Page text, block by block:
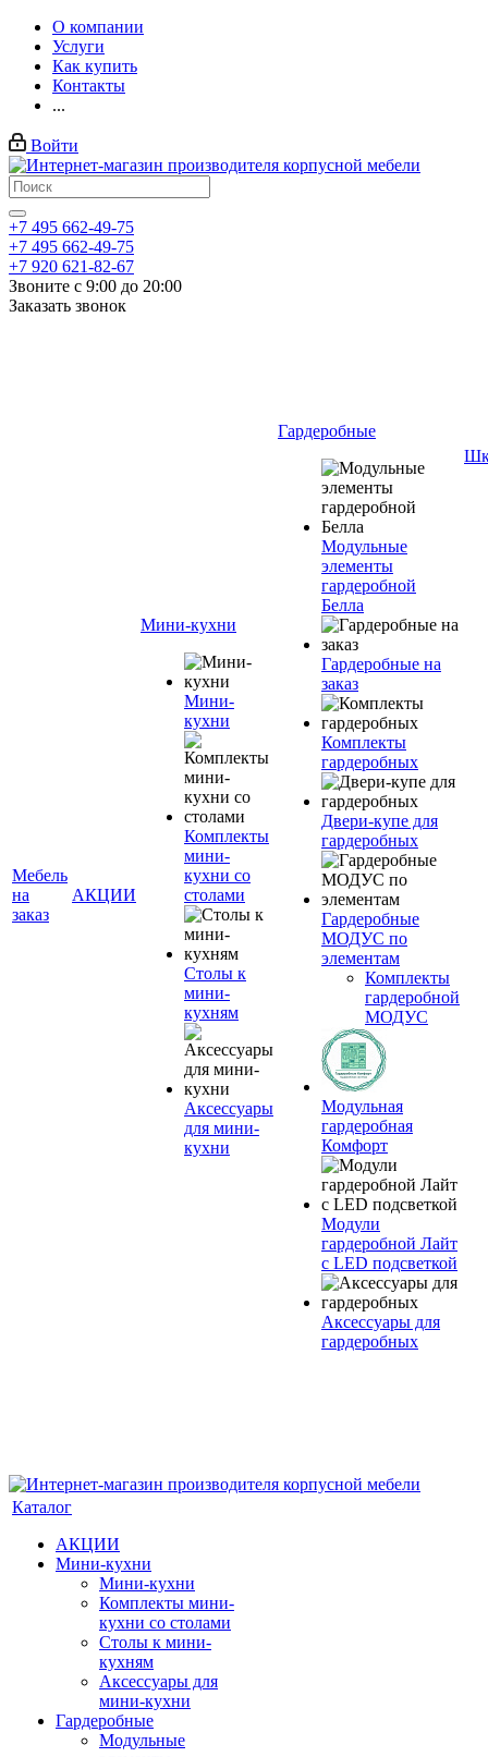
О компании
Услуги
Как купить
Контакты
...
Войти
+7 495 662-49-75
+7 495 662-49-75
+7 920 621-82-67
Звоните с 9:00 до 20:00
Заказать звонок
Мебель
на
заказ
АКЦИИ
Мини-кухни
Мини-
кухни
Комплекты
мини-
кухни со
столами
Столы к
мини-
кухням
Аксессуары
для мини-
кухни
Гардеробные
Модульные
элементы
гардеробной
Белла
Гардеробные на
заказ
Комплекты
гардеробных
Двери-купе для
гардеробных
Гардеробные
МОДУС по
элементам
Комплекты
гардеробной
МОДУС
Модульная
гардеробная
Комфорт
Модули
гардеробной Лайт
с LED подсветкой
Аксессуары для
гардеробных
Каталог
АКЦИИ
Мини-кухни
Мини-кухни
Комплекты мини-
кухни со столами
Столы к мини-
кухням
Аксессуары для
мини-кухни
Гардеробные
Модульные